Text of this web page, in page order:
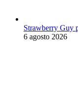
Strawberry Guy
6 agosto 2026